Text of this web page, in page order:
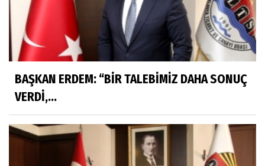
BAŞKAN ERDEM: “BİR TALEBİMİZ DAHA SONUÇ
VERDİ,...